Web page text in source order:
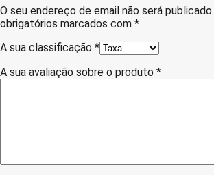
O seu endereço de email não será publicado.
obrigatórios marcados com *
A sua classificação *
A sua avaliação sobre o produto *